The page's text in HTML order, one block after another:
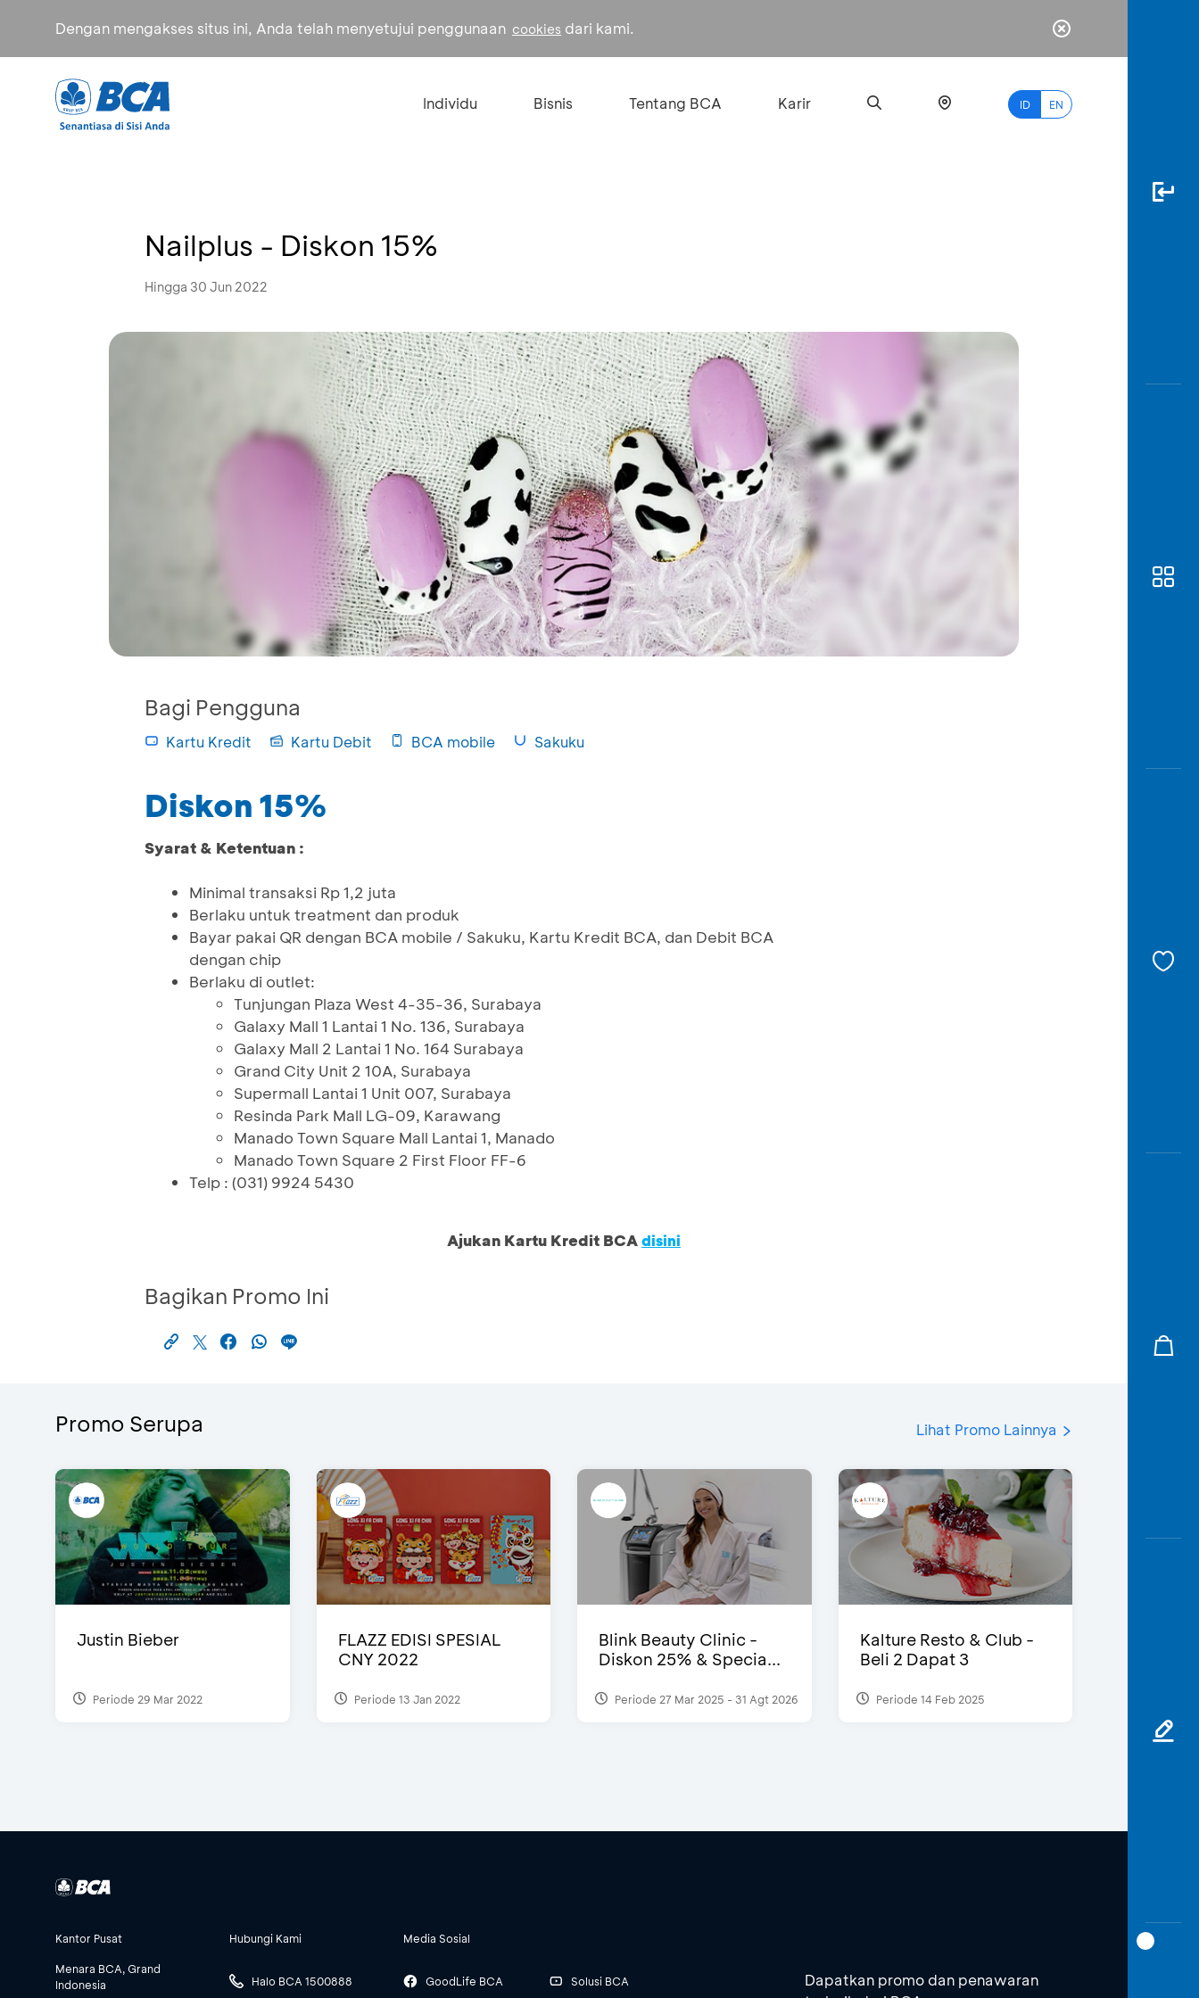
Dengan mengakses situs ini, Anda telah menyetujui penggunaan cookies dari kami.
Individu Bisnis Tentang BCA Karir ID EN
Nailplus - Diskon 15%
Hingga 30 Jun 2022
Bagi Pengguna
Kartu Kredit Kartu Debit BCA mobile Sakuku
Diskon 15%
Syarat & Ketentuan :
Minimal transaksi Rp 1,2 juta
Berlaku untuk treatment dan produk
Bayar pakai QR dengan BCA mobile / Sakuku, Kartu Kredit BCA, dan Debit BCA
dengan chip
Berlaku di outlet:
Tunjungan Plaza West 4-35-36, Surabaya
Galaxy Mall 1 Lantai 1 No. 136, Surabaya
Galaxy Mall 2 Lantai 1 No. 164 Surabaya
Grand City Unit 2 10A, Surabaya
Supermall Lantai 1 Unit 007, Surabaya
Resinda Park Mall LG-09, Karawang
Manado Town Square Mall Lantai 1, Manado
Manado Town Square 2 First Floor FF-6
Telp : (031) 9924 5430
Ajukan Kartu Kredit BCAdisini
Bagikan Promo Ini
Promo Serupa Lihat Promo Lainnya
Justin Bieber
Periode 29 Mar 2022
FLAZZ EDISI SPESIAL
CNY 2022
Periode 13 Jan 2022
Blink Beauty Clinic -
Diskon 25% & Specia...
Periode 27 Mar 2025 - 31 Agt 2026
Kalture Resto & Club -
Beli 2 Dapat 3
Periode 14 Feb 2025
Kantor Pusat
Menara BCA, Grand
Indonesia
Hubungi Kami
Halo BCA 1500888
Media Sosial
GoodLife BCA Solusi BCA
Dapatkan promo dan penawaran